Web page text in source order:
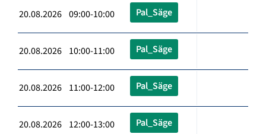
20.08.2026 09:00-10:00 Pal_Säge
20.08.2026 10:00-11:00 Pal_Säge
20.08.2026 11:00-12:00 Pal_Säge
20.08.2026 12:00-13:00 Pal_Säge